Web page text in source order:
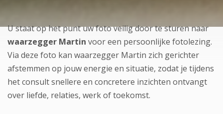
U staat op het punt uw foto veilig door te sturen naar
waarzegger Martin voor een persoonlijke fotolezing.
Via deze foto kan waarzegger Martin zich gerichter
afstemmen op jouw energie en situatie, zodat je tijdens
het consult snellere en concretere inzichten ontvangt
over liefde, relaties, werk of toekomst.